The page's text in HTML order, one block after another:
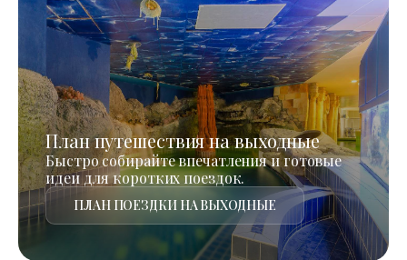
План путешествия на выходные
Быстро собирайте впечатления и готовые
идеи для коротких поездок.
ПЛАН ПОЕЗДКИ НА ВЫХОДНЫЕ